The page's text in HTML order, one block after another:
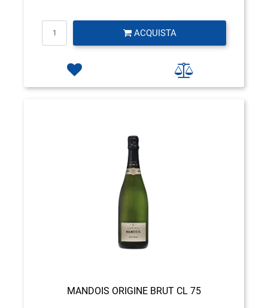
ACQUISTA
MANDOIS ORIGINE BRUT CL 75